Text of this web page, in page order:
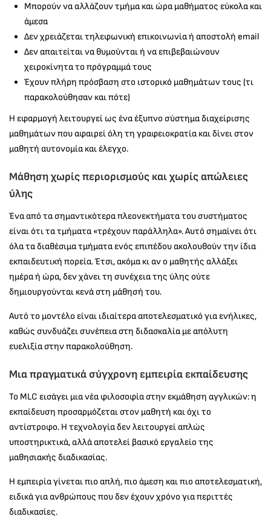
Μπορούν να αλλάζουν τμήμα και ώρα μαθήματος εύκολα και
άμεσα
Δεν χρειάζεται τηλεφωνική επικοινωνία ή αποστολή email
Δεν απαιτείται να θυμούνται ή να επιβεβαιώνουν
χειροκίνητα το πρόγραμμά τους
Έχουν πλήρη πρόσβαση στο ιστορικό μαθημάτων τους (τι
παρακολούθησαν και πότε)
Η εφαρμογή λειτουργεί ως ένα έξυπνο σύστημα διαχείρισης
μαθημάτων που αφαιρεί όλη τη γραφειοκρατία και δίνει στον
μαθητή αυτονομία και έλεγχο.
Μάθηση χωρίς περιορισμούς και χωρίς απώλειες
ύλης
Ένα από τα σημαντικότερα πλεονεκτήματα του συστήματος
είναι ότι τα τμήματα «τρέχουν παράλληλα». Αυτό σημαίνει ότι
όλα τα διαθέσιμα τμήματα ενός επιπέδου ακολουθούν την ίδια
εκπαιδευτική πορεία. Έτσι, ακόμα κι αν ο μαθητής αλλάξει
ημέρα ή ώρα, δεν χάνει τη συνέχεια της ύλης ούτε
δημιουργούνται κενά στη μάθησή του.
Αυτό το μοντέλο είναι ιδιαίτερα αποτελεσματικό για ενήλικες,
καθώς συνδυάζει συνέπεια στη διδασκαλία με απόλυτη
ευελιξία στην παρακολούθηση.
Μια πραγματικά σύγχρονη εμπειρία εκπαίδευσης
Το MLC εισάγει μια νέα φιλοσοφία στην εκμάθηση αγγλικών: η
εκπαίδευση προσαρμόζεται στον μαθητή και όχι το
αντίστροφο. Η τεχνολογία δεν λειτουργεί απλώς
υποστηρικτικά, αλλά αποτελεί βασικό εργαλείο της
μαθησιακής διαδικασίας.
Η εμπειρία γίνεται πιο απλή, πιο άμεση και πιο αποτελεσματική,
ειδικά για ανθρώπους που δεν έχουν χρόνο για περιττές
διαδικασίες.